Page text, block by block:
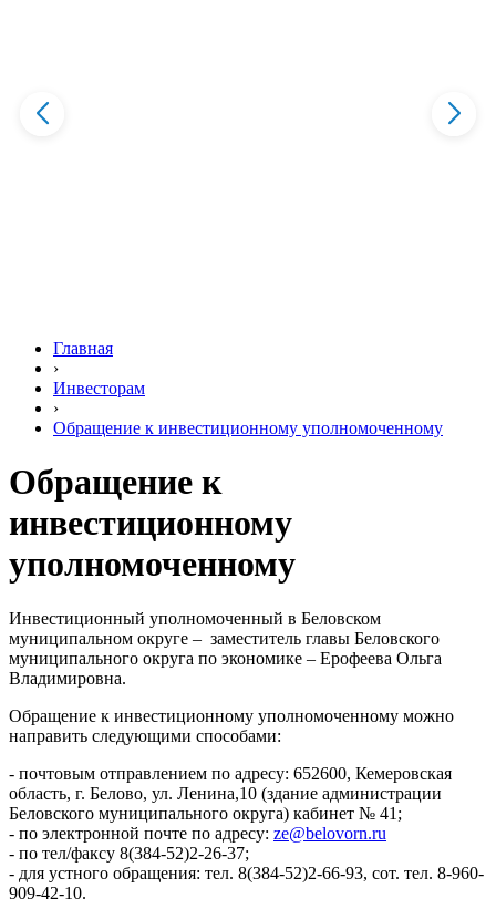
Главная
›
Инвесторам
›
Обращение к инвестиционному уполномоченному
Обращение к
инвестиционному
уполномоченному
Инвестиционный уполномоченный в Беловском
муниципальном округе – заместитель главы Беловского
муниципального округа по экономике – Ерофеева Ольга
Владимировна.
Обращение к инвестиционному уполномоченному можно
направить следующими способами:
- почтовым отправлением по адресу: 652600, Кемеровская
область, г. Белово, ул. Ленина,10 (здание администрации
Беловского муниципального округа) кабинет № 41;
- по электронной почте по адресу: ze@belovorn.ru
- по тел/факсу 8(384-52)2-26-37;
- для устного обращения: тел. 8(384-52)2-66-93, сот. тел. 8-960-
909-42-10.